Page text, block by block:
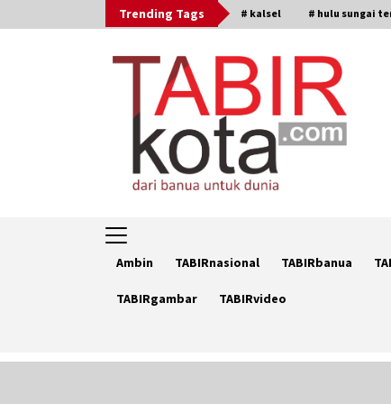
to
Trending Tags # kalsel # hulu sungai
Ambin TABIRnasional TABIRbanua
TABIRgambar TABIRvideo